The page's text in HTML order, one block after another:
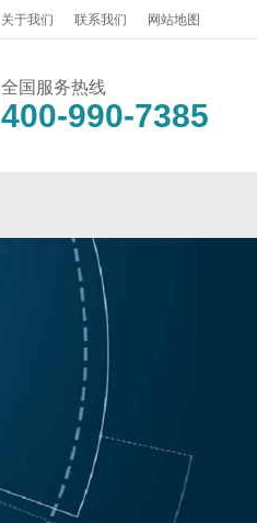
关于我们 联系我们 网站地图
全国服务热线
400-990-7385